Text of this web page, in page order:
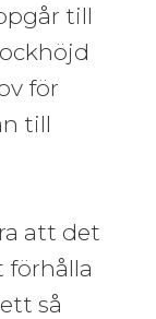
till
för
till
att det
förhålla
så